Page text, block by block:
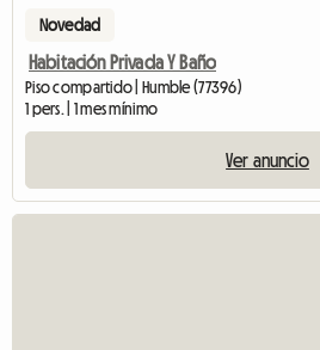
Novedad
Habitación Privada Y Baño
Piso compartido | Humble (77396)
1 pers. | 1 mes mínimo
Ver anuncio